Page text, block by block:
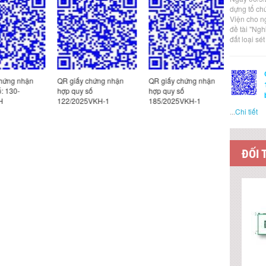
nhận
QR giấy chứng nhận
hợp quy số
122/2025VKH-1
QR giấy chứng nhận
hợp quy số
185/2025VKH-1
QR Giấy
hợp quy
1/
dựng tổ
Viện cho
đề tài
đất loại
...Chi tiết
ĐỐI